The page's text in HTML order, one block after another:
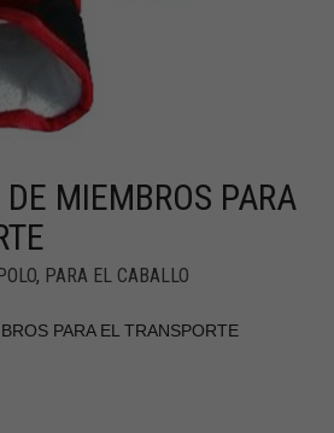
MIEMBROS PARA
, PARA EL CABALLO
PARA EL TRANSPORTE